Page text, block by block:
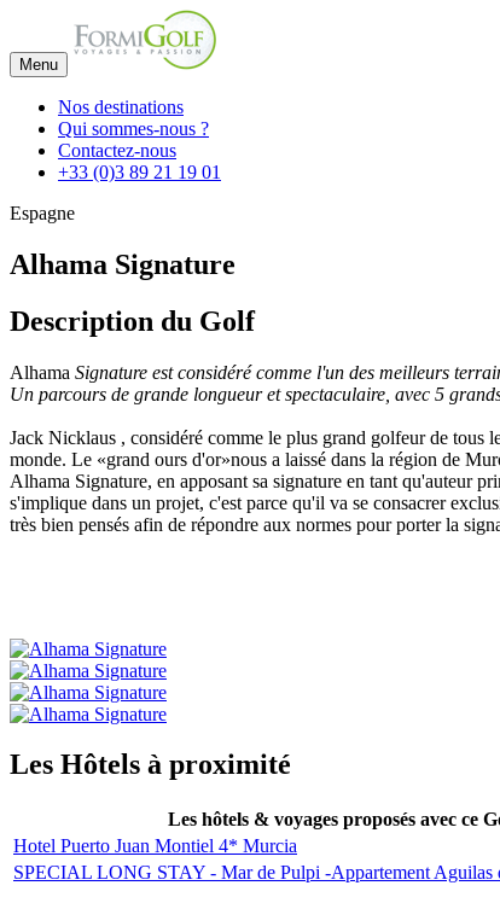
Menu
Nos destinations
Qui sommes-nous ?
Contactez-nous
+33 (0)3 89 21 19 01
Espagne
Alhama Signature
Description du Golf
Alhama Signature est considéré comme l'un des meilleurs
Un parcours de grande longueur et spectaculaire, avec 5
Jack Nicklaus , considéré comme le plus grand golfeur de tous
monde. Le «grand ours d'or»nous a laissé dans la région de
Alhama Signature, en apposant sa signature en tant qu'auteur
s'implique dans un projet, c'est parce qu'il va se consacrer
très bien pensés afin de répondre aux normes pour porter la
Les Hôtels à proximité
Les hôtels & voyages proposés avec ce
Hotel Puerto Juan Montiel 4* Murcia
SPECIAL LONG STAY - Mar de Pulpi -Appartement Aguilas